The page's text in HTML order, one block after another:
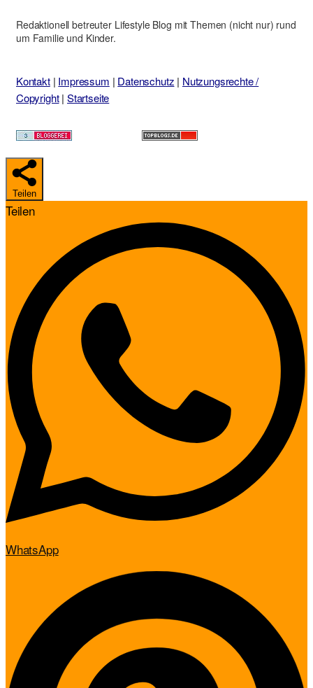
Redaktionell betreuter Lifestyle Blog mit Themen (nicht nur) rund
um Familie und Kinder.
Kontakt| Impressum | Datenschutz | Nutzungsrechte /
Copyright| Startseite
Teilen
Teilen
WhatsApp